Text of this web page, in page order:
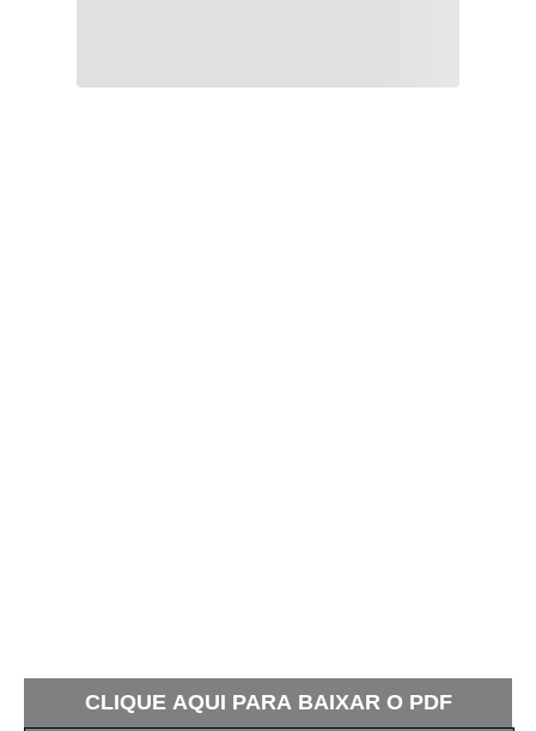
CLIQUE AQUI PARA BAIXAR O PDF